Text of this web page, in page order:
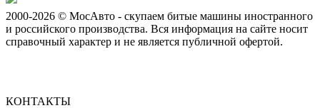
2000-2026 © МосАвто - скупаем битые машины иностранного
и российского производства. Вся информация на сайте носит
справочный характер и не является публичной офертой.
КОНТАКТЫ